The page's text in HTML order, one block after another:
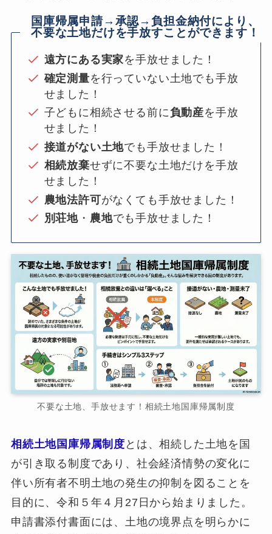
国庫帰属申請→承認→負担金納付により、
不要な土地だけを手放すことができます！
遠方にある実家を手放せました！
確定測量を行っていない土地でも手放
せました！
子どもに相続させる前に負動産を手放
せました！
接道がない土地でも手放せました！
相続放棄せずに不要な土地だけを手放
せました！
農地法許可がなくても手放せました！
別荘地 ・ 農地でも手放せました！
不要な土地、手放せます！相続土地国庫帰属制度
相続土地国庫帰属制度 とは、相続した土地を国
が引き取る制度であり、社会経済情勢の変化に
伴い所有者不明土地の発生の抑制を図ることを
目的に、令和５年４月27日から始まりました。
申請書添付書面には、土地の境界点を明らかに